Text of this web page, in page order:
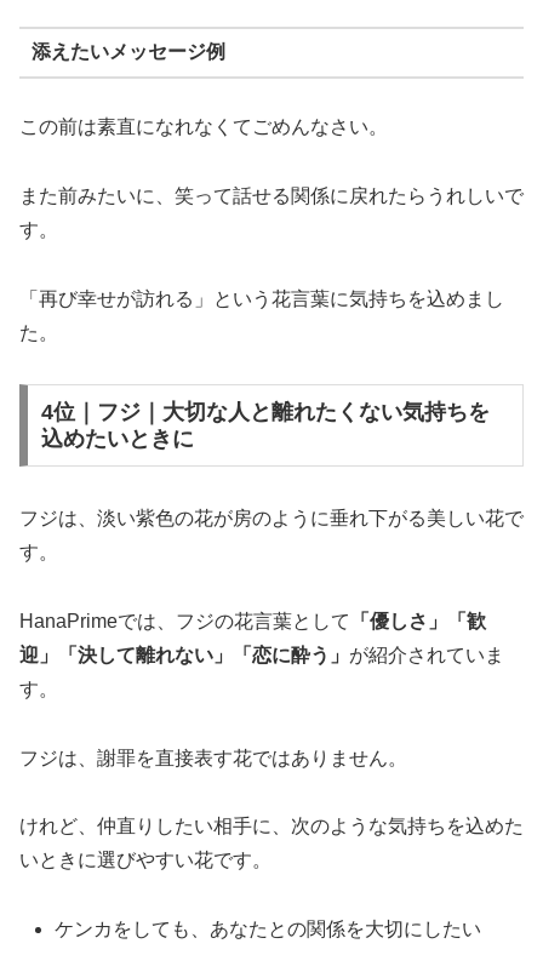
添えたいメッセージ例
この前は素直になれなくてごめんなさい。
また前みたいに、笑って話せる関係に戻れたらうれしいで
す。
「再び幸せが訪れる」という花言葉に気持ちを込めまし
た。
4位｜フジ｜大切な人と離れたくない気持ちを
込めたいときに
フジは、淡い紫色の花が房のように垂れ下がる美しい花で
す。
HanaPrimeでは、フジの花言葉として
「優しさ」「歓
迎」「決して離れない」「恋に酔う」 が紹介されていま
す。
フジは、謝罪を直接表す花ではありません。
けれど、仲直りしたい相手に、次のような気持ちを込めた
いときに選びやすい花です。
ケンカをしても、あなたとの関係を大切にしたい